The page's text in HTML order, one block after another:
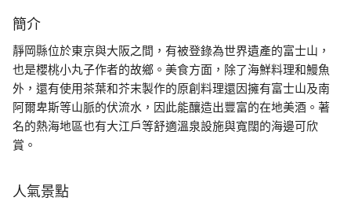
簡介
靜岡縣位於東京與大阪之間，有被登錄為世界遺產的富士山，
也是櫻桃小丸子作者的故鄉。美食方面，除了海鮮料理和鰻魚
外，還有使用茶葉和芥末製作的原創料理還因擁有富士山及南
阿爾卑斯等山脈的伏流水，因此能釀造出豐富的在地美酒。著
名的熱海地區也有大江戶等舒適溫泉設施與寬闊的海邊可欣
賞。
人氣景點